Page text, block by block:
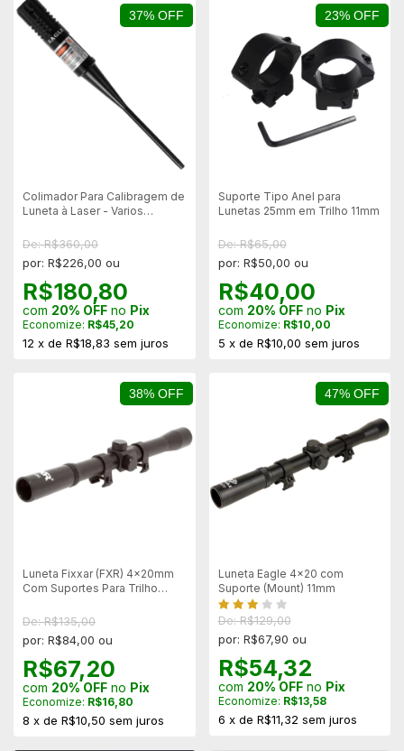
37% OFF
Colimador Para Calibragem de
Luneta à Laser - Varios
De: R$360,00
por: R$226,00 ou
R$180,80
com 20% OFF no Pix
Economize: R$45,20
12 x de R$18,83 sem juros
23% OFF
Suporte Tipo Anel para
Lunetas 25mm em Trilho 11mm
De: R$65,00
por: R$50,00 ou
R$40,00
com 20% OFFno Pix
Economize: R$10,00
5 x de R$10,00 sem juros
38% OFF
Luneta Fixxar (FXR) 4x20mm
Com Suportes Para Trilho
De: R$135,00
por: R$84,00 ou
R$67,20
com 20% OFF no Pix
Economize: R$16,80
8 x de R$10,50 sem juros
47% OFF
Luneta Eagle 4x20 com
Suporte (Mount) 11mm
De: R$129,00
por: R$67,90 ou
R$54,32
com 20% OFFno Pix
Economize: R$13,58
6 x de R$11,32 sem juros